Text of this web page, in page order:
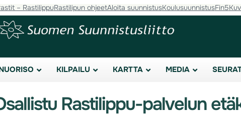
– RastilippuRastilipun ohjeetAloita suunnistusKoulusuunnistusFin5
KILPAILU KARTTA MEDIA
Rastilippu-palvelun